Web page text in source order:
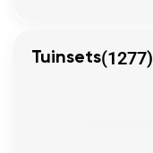
Tuinsets(1277)